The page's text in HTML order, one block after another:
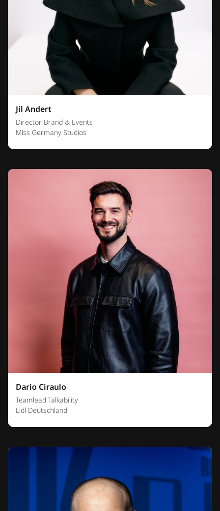
Jil Andert
Director Brand & Events
Miss Germany Studios
Dario Ciraulo
Teamlead Talkability
Lidl Deutschland